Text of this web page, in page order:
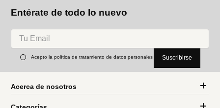
Parfois
Sandalias de tacón con tiras
y hebillas
Ref.59.90
Sandalias anchas animal
print
Ref.29.99